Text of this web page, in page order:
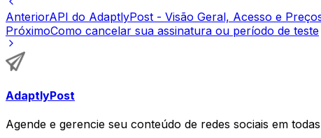
AnteriorAPI do AdaptlyPost - Visão Geral, Acesso e
PróximoComo cancelar sua assinatura ou período de teste
AdaptlyPost
Agende e gerencie seu conteúdo de redes sociais em